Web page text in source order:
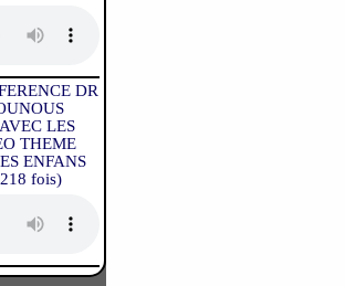
DR
LES
THEME
ENFANS
fois)